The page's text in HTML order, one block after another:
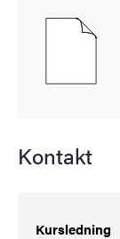
Kontakt
Kursledning